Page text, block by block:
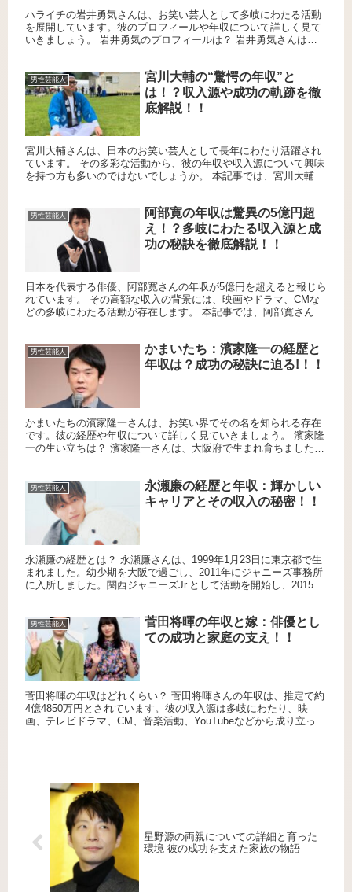
ハライチの岩井勇気さんは、お笑い芸人として多岐にわたる活動
を展開しています。彼のプロフィールや年収について詳しく見て
いきましょう。 岩井勇気のプロフィールは？ 岩井勇気さんは
男性芸能人
宮川大輔の“驚愕の年収”と
は！？収入源や成功の軌跡を徹
底解説！！
宮川大輔さんは、日本のお笑い芸人として長年にわたり活躍され
ています。 その多彩な活動から、彼の年収や収入源について興味
を持つ方も多いのではないでしょうか。 本記事では、宮川大輔さ
男性芸能人
阿部寛の年収は驚異の5億円超
え！？多岐にわたる収入源と成
功の秘訣を徹底解説！！
日本を代表する俳優、阿部寛さんの年収が5億円を超えると報じら
れています。 その高額な収入の背景には、映画やドラマ、CMな
どの多岐にわたる活動が存在します。 本記事では、阿部寛さんの
男性芸能人
かまいたち：濱家隆一の経歴と
年収は？成功の秘訣に迫る!！！
かまいたちの濱家隆一さんは、お笑い界でその名を知られる存在
です。彼の経歴や年収について詳しく見ていきましょう。 濱家隆
一の生い立ちは？ 濱家隆一さんは、大阪府で生まれ育ちました。
男性芸能人
永瀬廉の経歴と年収：輝かしい
キャリアとその収入の秘密！！
永瀬廉の経歴とは？ 永瀬廉さんは、1999年1月23日に東京都で生
まれました。幼少期を大阪で過ごし、2011年にジャニーズ事務所
に入所しました。関西ジャニーズJr.として活動を開始し、2015年
男性芸能人
菅田将暉の年収と嫁：俳優とし
ての成功と家庭の支え！！
菅田将暉の年収はどれくらい？ 菅田将暉さんの年収は、推定で約
4億4850万円とされています。彼の収入源は多岐にわたり、映
画、テレビドラマ、CM、音楽活動、YouTubeなどから成り立って
星野源の両親についての詳細と育った
環境 彼の成功を支えた家族の物語